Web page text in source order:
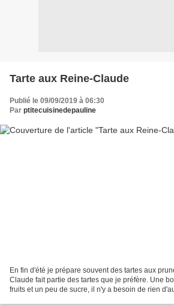
Tarte aux Reine-Claude
Publié le 09/09/2019 à 06:30
Par ptitecuisinedepauline
En fin d'été je prépare souvent des tartes aux
Claude fait partie des tartes que je préfère. Une
fruits et un peu de sucre, il n'y a besoin de rien